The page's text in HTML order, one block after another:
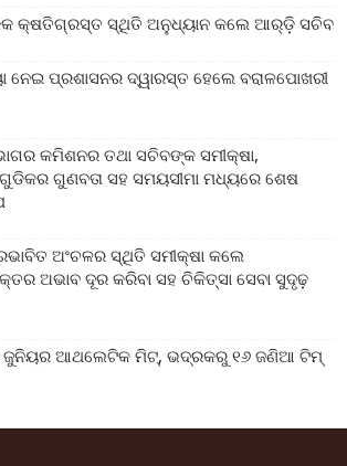
କ୍ଷତିଗ୍ରସ୍ତ ସ୍ଥିତି ଅନୁଧ୍ୟାନ କଲେ ଆର୍‌ଡ଼ି ସଚିବ
ନେଇ ପ୍ରଶାସନର ଦ୍ୱାରସ୍ତ ହେଲେ ବରାଳପୋଖରୀ
କମିଶନର ତଥା ସଚିବଙ୍କ ସମୀକ୍ଷା,
ଗୁଣବତା ସହ ସମୟସୀମା ମଧ୍ୟରେ ଶେଷ
ଅଂଚଳର ସ୍ଥିତି ସମୀକ୍ଷା କଲେ
ଅଭାବ ଦୂର କରିବା ସହ ଚିକିତ୍ସା ସେବା ସୁଦୃଢ଼
ଜୁନିୟର ଆଥଲେଟିକ ମିଟ୍‌, ଭଦ୍ରକରୁ ୧୬ ଜଣିଆ ଟିମ୍